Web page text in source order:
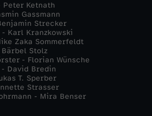
Ketnath
Gassmann
Strecker
Karl Kranzkowski
Zaka Sommerfeldt
Stolz
- Florian Wünsche
David Bredin
T. Sperber
Strasser
- Mira Benser